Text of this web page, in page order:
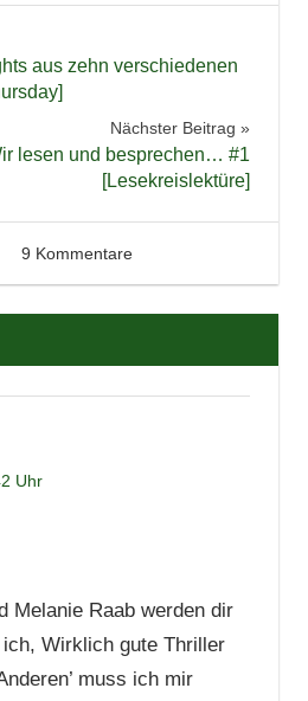
aus zehn verschiedenen
Nächster Beitrag
lesen und besprechen… #1
[Lesekreislektüre]
9 Kommentare
Uhr
Melanie Raab werden dir
Wirklich gute Thriller
muss ich mir